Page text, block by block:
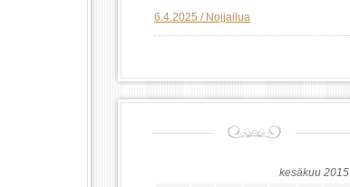
6.4.2025 / Nojjailua
kesäkuu 2015